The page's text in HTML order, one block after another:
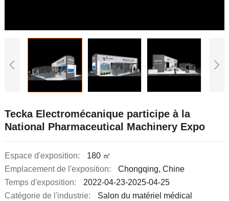
Tecka Electromécanique participe à la
National Pharmaceutical Machinery Expo
Espace d'exposition:
180 ㎡
Emplacement de l'exposition:
Chongqing, Chine
Temps d'exposition:
2022-04-23-2025-04-25
Catégorie de l'industrie:
Salon du matériel médical